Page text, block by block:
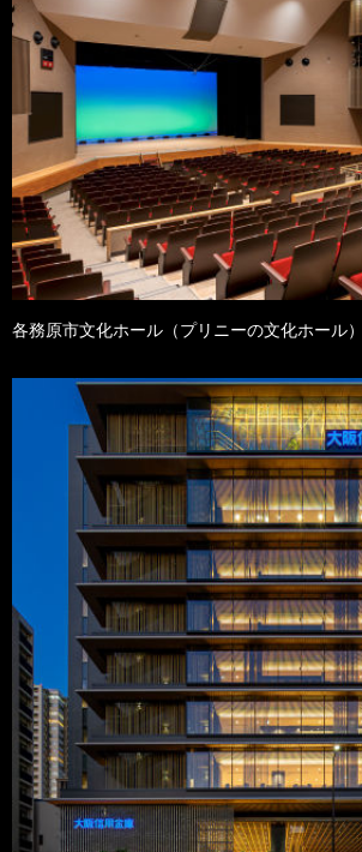
各務原市文化ホール（プリニーの文化ホール）